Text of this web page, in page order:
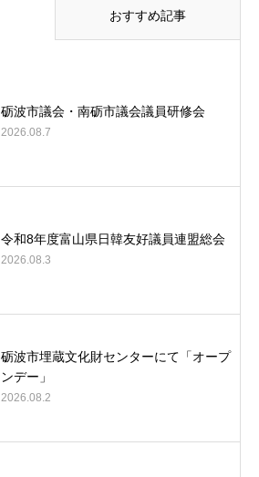
おすすめ記事
砺波市議会・南砺市議会議員研修会
2026.08.7
令和8年度富山県日韓友好議員連盟総会
2026.08.3
砺波市埋蔵文化財センターにて「オープ
ンデー」
2026.08.2